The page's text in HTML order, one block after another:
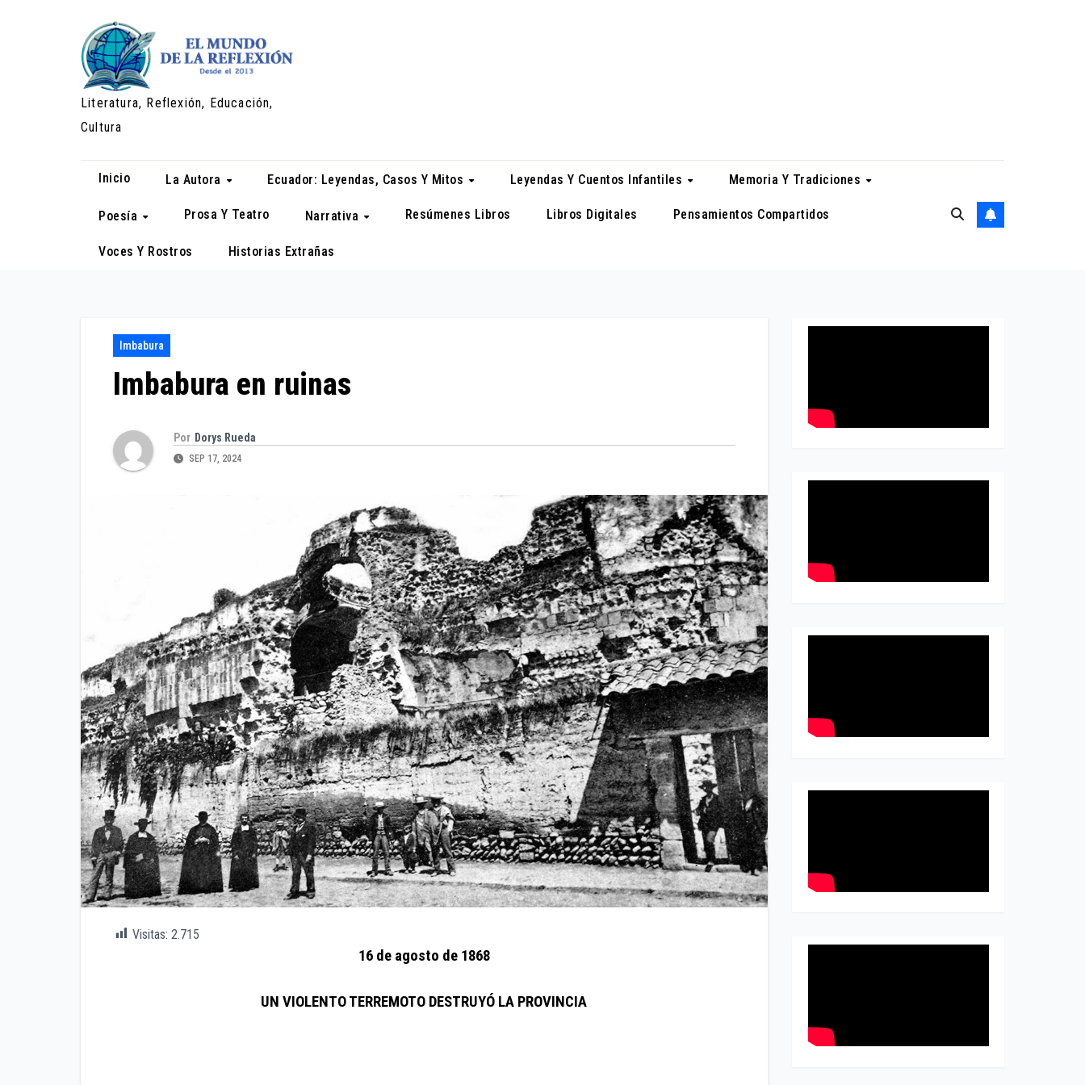
Literatura, Reflexión, Educación,
Cultura
Inicio La Autora Ecuador: Leyendas, Casos Y Mitos Leyendas Y Cuentos Infantiles Memoria Y Tradiciones
Poesía Prosa Y Teatro Narrativa Resúmenes Libros Libros Digitales Pensamientos Compartidos
Voces Y Rostros Historias Extrañas
Imbabura
Imbabura en ruinas
Por Dorys Rueda
SEP 17, 2024
Visitas: 2.715
16 de agosto de 1868
UN VIOLENTO TERREMOTO DESTRUYÓ LA PROVINCIA